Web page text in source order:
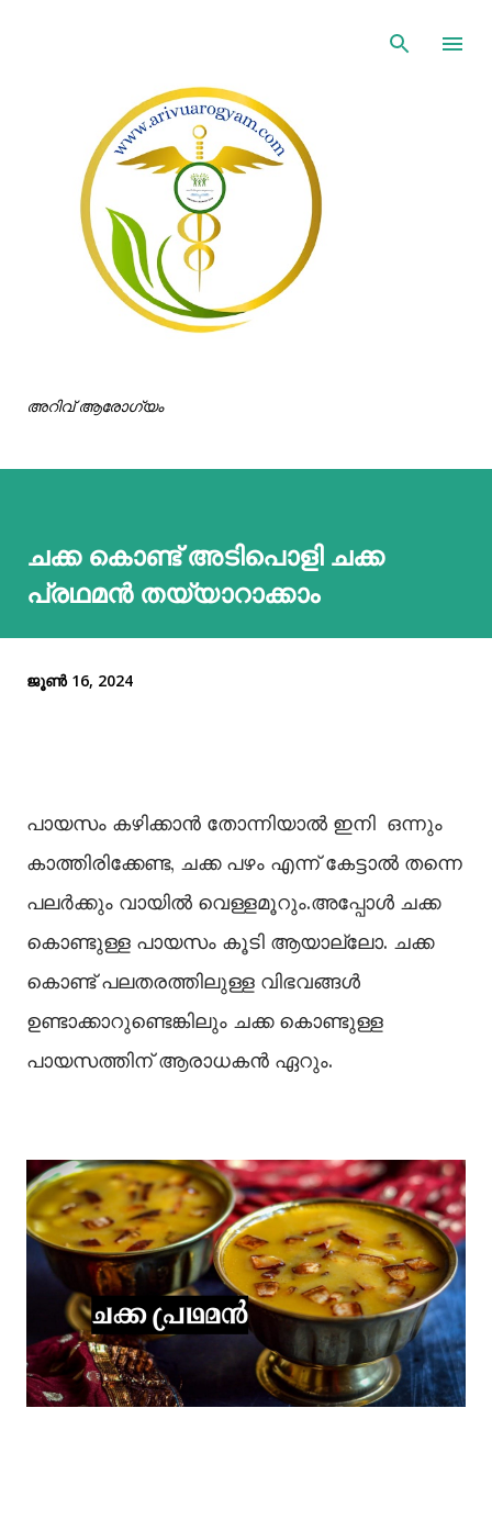
അറിവ് ആരോഗ്യം
ചക്ക കൊണ്ട് അടിപൊളി ചക്ക
പ്രഥമൻ തയ്യാറാക്കാം
ജൂൺ 16, 2024
പായസം കഴിക്കാൻ തോന്നിയാല്‍ ഇനി ഒന്നും
കാത്തിരിക്കേണ്ട, ചക്ക പഴം എന്ന് കേട്ടാല്‍ തന്നെ
പലർക്കും വായില്‍ വെള്ളമൂറും.അപ്പോള്‍ ചക്ക
കൊണ്ടുള്ള പായസം കൂടി ആയാല്ലോ. ചക്ക
കൊണ്ട് പലതരത്തിലുള്ള വിഭവങ്ങള്‍
ഉണ്ടാക്കാറുണ്ടെങ്കിലും ചക്ക കൊണ്ടുള്ള
പായസത്തിന് ആരാധകൻ ഏറും.